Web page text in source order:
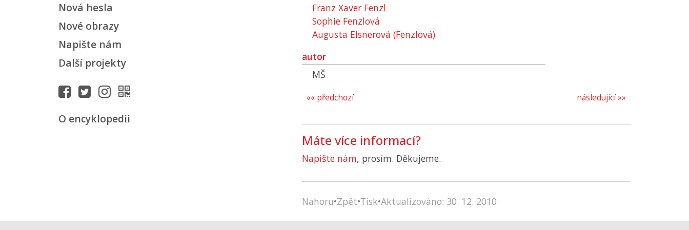
Nová hesla
Nové obrazy
Napište nám
Další projekty
O encyklopedii
Franz Xaver Fenzl
Sophie Fenzlová
Augusta Elsnerová (Fenzlová)
autor
MŠ
následující »»
«« předchozí
Máte více informací?
Napište nám, prosím. Děkujeme.
Nahoru•Zpět•Tisk•Aktualizováno: 30. 12. 2010